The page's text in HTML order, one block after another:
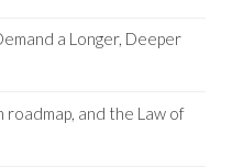
a Longer, Deeper
roadmap, and the Law of